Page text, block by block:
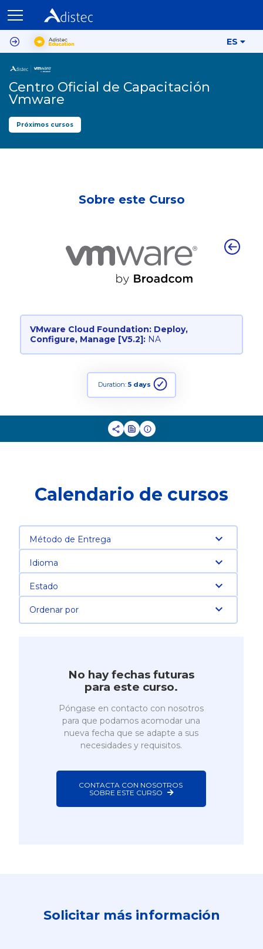
ES
Centro Oficial de Capacitación
Vmware
Próximos cursos
Sobre este Curso
VMware Cloud Foundation: Deploy,
Configure, Manage [V5.2]: NA
Duration: 5 days
Calendario de cursos
Método de Entrega
Idioma
Estado
Ordenar por
No hay fechas futuras
para este curso.
Póngase en contacto con nosotros
para que podamos acomodar una
nueva fecha que se adapte a sus
necesidades y requisitos.
CONTACTA CON NOSOTROS
SOBRE ESTE CURSO
Solicitar más información